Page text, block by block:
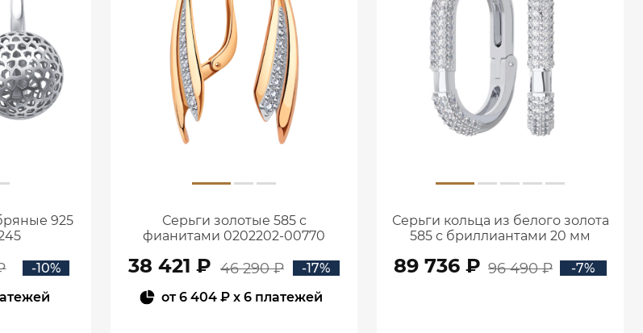
925
-10%
Серьги золотые 585 с
фианитами 0202202-00770
38 421 ₽ 46 290 ₽
-17%
от6 404 ₽x 6 платежей
Серьги кольца из белого золота
585 с бриллиантами 20 мм
89 736 ₽ 96 490 ₽ -7%